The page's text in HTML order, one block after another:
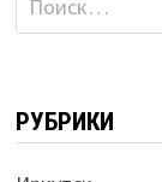
РУБРИКИ